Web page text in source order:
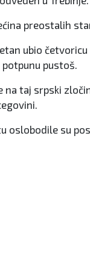
preostalih
ubio
pustoš.
taj srpski
oslobodile su